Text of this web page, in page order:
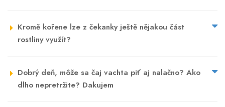
Kromě kořene lze z čekanky ještě nějakou část
rostliny využít?
Dobrý deň, môže sa čaj vachta piť aj nalačno? Ako
dlho nepretržite? Dakujem